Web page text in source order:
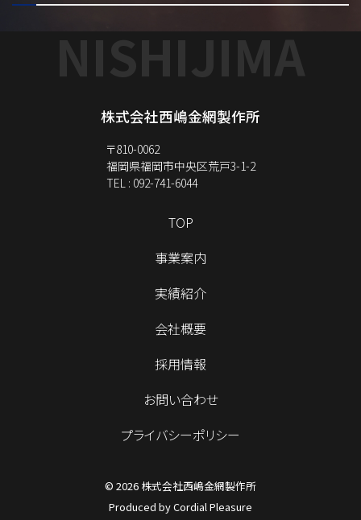
NISHIJIMA
株式会社西嶋金網製作所
〒810-0062
福岡県福岡市中央区荒戸3-1-2
TEL : 092-741-6044
TOP
事業案内
実績紹介
会社概要
採用情報
お問い合わせ
プライバシーポリシー
© 2026 株式会社西嶋金網製作所
Produced byCordial Pleasure